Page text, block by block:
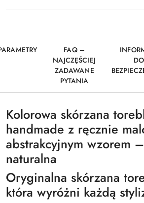
FAQ –
NAJCZĘŚCIEJ
ZADAWANE
PYTANIA
Kolorowa skórzana
handmade z ręcznie
abstrakcyjnym wzorem
naturalna
Oryginalna skórzana
która wyróżni każdą